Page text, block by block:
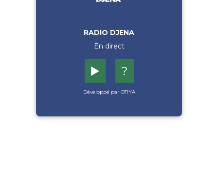
RADIO DJENA
En direct
▶️ ?
Développé par OTIYA